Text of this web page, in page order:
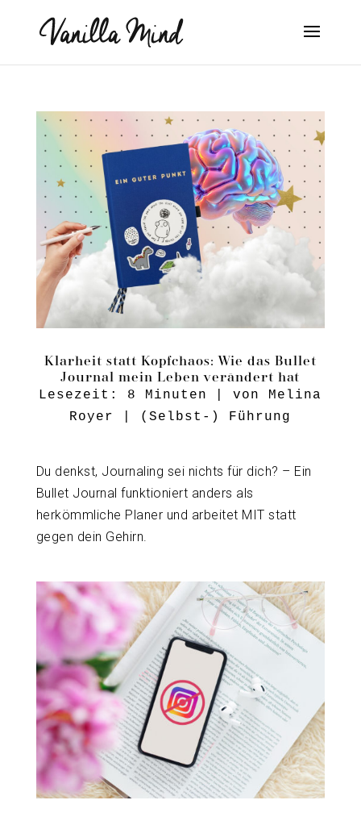
Klarheit statt Kopfchaos: Wie das Bullet
Journal mein Leben verändert hat
Lesezeit: 8 Minuten | von Melina
Royer
(Selbst-) Führung
Du denkst, Journaling sei nichts für dich? – Ein
Bullet Journal funktioniert anders als
herkömmliche Planer und arbeitet MIT statt
gegen dein Gehirn.